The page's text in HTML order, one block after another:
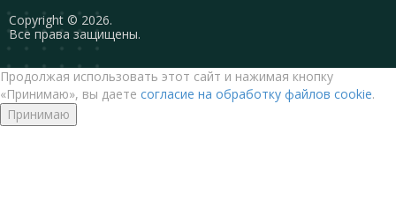
Сopyright © 2026.
Все права защищены.
Продолжая использовать этот сайт и нажимая кнопку
«Принимаю», вы даете согласие на обработку файлов cookie.
Принимаю